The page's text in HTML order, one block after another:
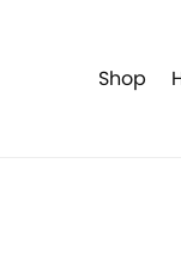
Shop